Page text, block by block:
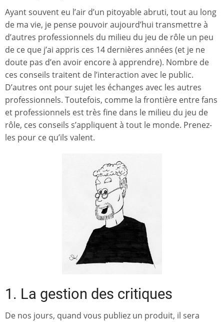
Ayant souvent eu l’air d’un pitoyable abruti, tout au long
de ma vie, je pense pouvoir aujourd’hui transmettre à
d’autres professionnels du milieu du jeu de rôle un peu
de ce que j’ai appris ces 14 dernières années (et je ne
doute pas d’en avoir encore à apprendre). Nombre de
ces conseils traitent de l’interaction avec le public.
D’autres ont pour sujet les échanges avec les autres
professionnels. Toutefois, comme la frontière entre fans
et professionnels est très fine dans le milieu du jeu de
rôle, ces conseils s’appliquent à tout le monde. Prenez-
les pour ce qu’ils valent.
1. La gestion des critiques
De nos jours, quand vous publiez un produit, il sera